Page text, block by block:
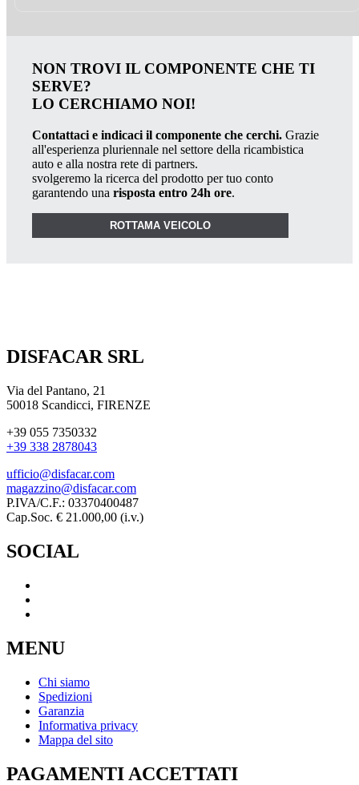
NON TROVI IL COMPONENTE CHE TI
SERVE?
LO CERCHIAMO NOI!
Contattaci e indicaci il componente che cerchi. Grazie
all'esperienza pluriennale nel settore della ricambistica
auto e alla nostra rete di partners.
svolgeremo la ricerca del prodotto per tuo conto
garantendo una risposta entro 24h ore.
ROTTAMA VEICOLO
DISFACAR SRL
Via del Pantano, 21
50018 Scandicci, FIRENZE
+39 055 7350332
+39 338 2878043
ufficio@disfacar.com
magazzino@disfacar.com
P.IVA/C.F.: 03370400487
Cap.Soc. € 21.000,00 (i.v.)
SOCIAL
MENU
Chi siamo
Spedizioni
Garanzia
Informativa privacy
Mappa del sito
PAGAMENTI ACCETTATI